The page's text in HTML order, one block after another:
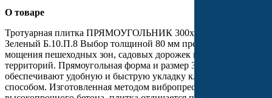
О товаре
Тротуарная плитка ПРЯМОУГОЛЬНИК 300х150 Стандарт
Зеленый Б.10.П.8 Выбор толщиной 80 мм предназначена для
мощения пешеходных зон, садовых дорожек и придомовых
территорий. Прямоугольная форма и размер 300х150 мм
обеспечивают удобную и быструю укладку классическим
способом. Изготовленная методом вибропрессования из